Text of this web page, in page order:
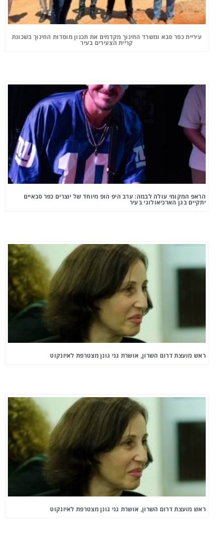
עיריית כפר סבא ומשרד החינוך מקדמים את תכנון מוסדות החינוך בשכונת
קריית הצעירים בעיר
הראפ המקומי עולה לבמה: ערב היפ הופ מיוחד של יוצרים כפר סבאיים
יתקיים בגן הארכיאולוגי בעיר
ראש מועצת דרום השרון, אושרת גני גונן מצטרפת לאיזנקוט
ראש מועצת דרום השרון, אושרת גני גונן מצטרפת לאיזנקוט